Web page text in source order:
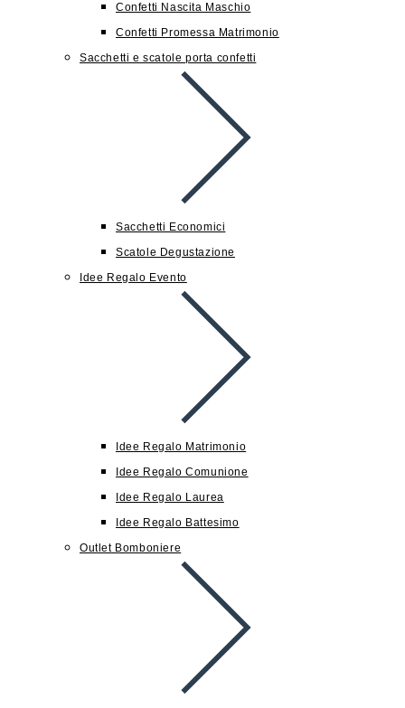
Confetti Nascita Maschio
Confetti Promessa Matrimonio
Sacchetti e scatole porta confetti
Sacchetti Economici
Scatole Degustazione
Idee Regalo Evento
Idee Regalo Matrimonio
Idee Regalo Comunione
Idee Regalo Laurea
Idee Regalo Battesimo
Outlet Bomboniere